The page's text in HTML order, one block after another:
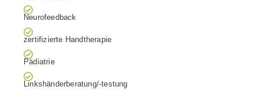
Neurofeedback
zertifizierte Handtherapie
Pädiatrie
Linkshänderberatung/-testung